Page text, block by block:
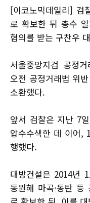
[이코노믹데일리] 검
로 확보한 뒤 총수
혐의를 받는 구찬우
서울중앙지검 공정
오전 공정거래법 위
소환했다.
앞서 검찰은 지난 7
압수수색한 데 이어,
행했다.
대방건설은 2014년
동원해 마곡·동탄 등